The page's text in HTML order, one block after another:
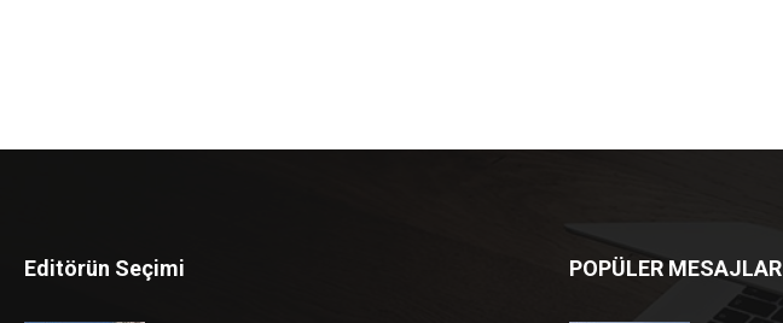
Editörün Seçimi POPÜLER MESAJLAR